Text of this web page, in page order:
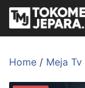
Home / Meja Tv